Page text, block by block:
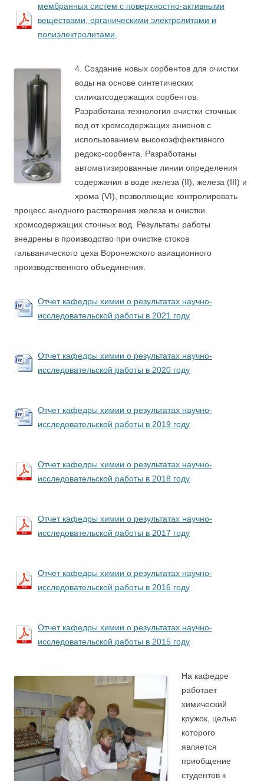
мембранных систем с поверхностно-активными
веществами, органическими электролитами и
полиэлектролитами.
4. Создание новых сорбентов для очистки
воды на основе синтетических
силикатсодержащих сорбентов.
Разработана технология очистки сточных
вод от хромсодержащих анионов с
использованием высокоэффективного
редокс-сорбента. Разработаны
автоматизированные линии определения
содержания в воде железа (II), железа (III) и
хрома (VI), позволяющие контролировать
процесс анодного растворения железа и очистки
хромсодержащих сточных вод. Результаты работы
внедрены в производство при очистке стоков
гальванического цеха Воронежского авиационного
производственного объединения.
Отчет кафедры химии о результатах научно-
исследовательской работы в 2021 году
Отчет кафедры химии о результатах научно-
исследовательской работы в 2020 году
Отчет кафедры химии о результатах научно-
исследовательской работы в 2019 году
Отчет кафедры химии о результатах научно-
исследовательской работы в 2018 году
Отчет кафедры химии о результатах научно-
исследовательской работы в 2017 году
Отчет кафедры химии о результатах научно-
исследовательской работы в 2016 году
Отчет кафедры химии о результатах научно-
исследовательской работы в 2015 году
На кафедре
работает
химический
кружок, целью
которого
является
приобщение
студентов к